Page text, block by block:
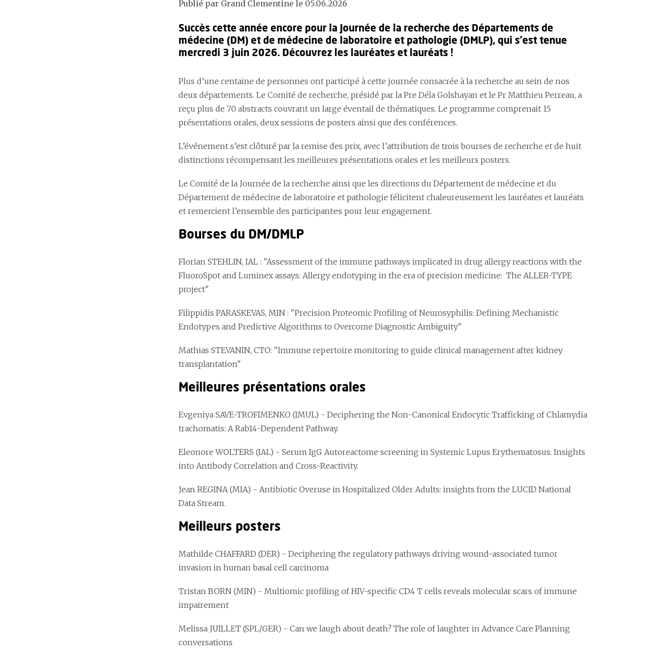
Publié par Grand Clementine le 05.06.2026
Succès cette année encore pour la Journée de la recherche des Départements de
médecine (DM) et de médecine de laboratoire et pathologie (DMLP), qui s’est tenue
mercredi 3 juin 2026. Découvrez les lauréates et lauréats !
Plus d’une centaine de personnes ont participé à cette journée consacrée à la recherche au sein de nos
deux départements. Le Comité de recherche, présidé par la Pre Déla Golshayan et le Pr Matthieu Perreau, a
reçu plus de 70 abstracts couvrant un large éventail de thématiques. Le programme comprenait 15
présentations orales, deux sessions de posters ainsi que des conférences.
L’événement s’est clôturé par la remise des prix, avec l’attribution de trois bourses de recherche et de huit
distinctions récompensant les meilleures présentations orales et les meilleurs posters.
Le Comité de la Journée de la recherche ainsi que les directions du Département de médecine et du
Département de médecine de laboratoire et pathologie félicitent chaleureusement les lauréates et lauréats
et remercient l’ensemble des participant·e·s pour leur engagement.
Bourses du DM/DMLP
Florian STEHLIN, IAL : "Assessment of the immune pathways implicated in drug allergy reactions with the
FluoroSpot and Luminex assays: Allergy endotyping in the era of precision medicine: The ALLER-TYPE
project"
Filippidis PARASKEVAS, MIN : "Precision Proteomic Profiling of Neurosyphilis: Defining Mechanistic
Endotypes and Predictive Algorithms to Overcome Diagnostic Ambiguity"
Mathias STEVANIN, CTO: "Immune repertoire monitoring to guide clinical management after kidney
transplantation"
Meilleures présentations orales
Evgeniya SAVE-TROFIMENKO (IMUL) - Deciphering the Non-Canonical Endocytic Trafficking of Chlamydia
trachomatis: A Rab14-Dependent Pathway.
Eleonore WOLTERS (IAL) - Serum IgG Autoreactome screening in Systemic Lupus Erythematosus: Insights
into Antibody Correlation and Cross-Reactivity.
Jean REGINA(MIA) - Antibiotic Overuse in Hospitalized Older Adults: insights from the LUCID National
Data Stream.
Meilleurs posters
Mathilde CHAFFARD (DER) - Deciphering the regulatory pathways driving wound-associated tumor
invasion in human basal cell carcinoma
Tristan BORN (MIN) - Multiomic profiling of HIV-specific CD4 T cells reveals molecular scars of immune
impairement
Melissa JUILLET (SPL/GER) - Can we laugh about death? The role of laughter in Advance Care Planning
conversations